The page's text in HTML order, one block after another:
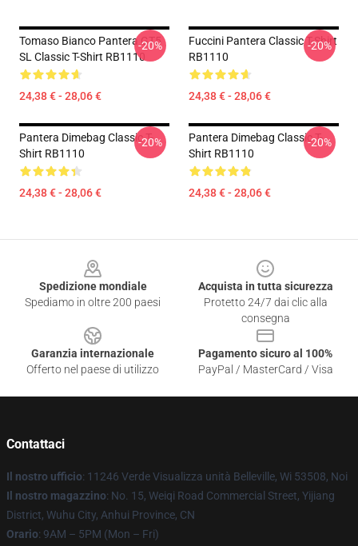
Tomaso Bianco Pantera GT5
SL Classic T-Shirt RB1110
24,38 € - 28,06 €
-20%
Fuccini Pantera Classic T-Shirt
RB1110
24,38 € - 28,06 €
-20%
Pantera Dimebag Classic T-
Shirt RB1110
24,38 € - 28,06 €
-20%
Pantera Dimebag Classic T-
Shirt RB1110
24,38 € - 28,06 €
-20%
Spedizione mondiale
Spediamo in oltre 200 paesi
Acquista in tutta sicurezza
Protetto 24/7 dai clic alla
consegna
Garanzia internazionale
Offerto nel paese di utilizzo
Pagamento sicuro al 100%
PayPal / MasterCard / Visa
Contattaci
Il nostro ufficio: 11246 Verde Visualizza unità Belleville, Wi 53508, Noi
Il nostro magazzino: No. 15, Weiqi Road Commercial Street, Yijiang
District, Wuhu City, Anhui Province, CN
Orario: 9AM – 5PM (Mon – Fri)